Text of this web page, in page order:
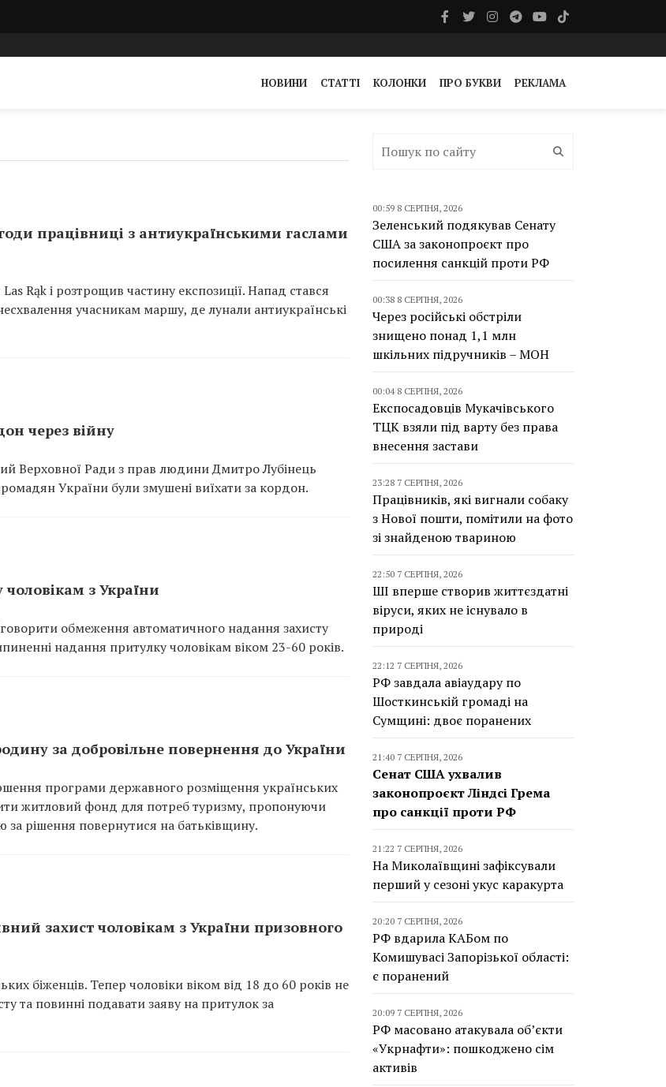
НОВИНИ СТАТТІ КОЛОНКИ ПРО БУКВИ РЕКЛАМА
працівниці з антиукраїнськими гаслами
Rąk і розтрощив частину експозиції. Напад стався
учасникам маршу, де лунали антиукраїнські
через війну
Верховної Ради з прав людини Дмитро Лубінець
України були змушені виїхати за кордон.
з України
обмеження автоматичного надання захисту
надання притулку чоловікам віком 23-60 років.
за добровільне повернення до України
програми державного розміщення українських
житловий фонд для потреб туризму, пропонуючи
за рішення повернутися на батьківщину.
захист чоловікам з України призовного
біженців. Тепер чоловіки віком від 18 до 60 років не
та повинні подавати заяву на притулок за
00:59 8 СЕРПНЯ, 2026
Зеленський подякував Сенату
США за законопроєкт про
посилення санкцій проти РФ
00:38 8 СЕРПНЯ, 2026
Через російські обстріли
знищено понад 1,1 млн
шкільних підручників – МОН
00:04 8 СЕРПНЯ, 2026
Експосадовців Мукачівського
ТЦК взяли під варту без права
внесення застави
23:28 7 СЕРПНЯ, 2026
Працівників, які вигнали собаку
з Нової пошти, помітили на фото
зі знайденою твариною
22:50 7 СЕРПНЯ, 2026
ШІ вперше створив життєздатні
віруси, яких не існувало в
природі
22:12 7 СЕРПНЯ, 2026
РФ завдала авіаудару по
Шосткинській громаді на
Сумщині: двоє поранених
21:40 7 СЕРПНЯ, 2026
Сенат США ухвалив
законопроєкт Ліндсі Грема
про санкції проти РФ
21:22 7 СЕРПНЯ, 2026
На Миколаївщині зафіксували
перший у сезоні укус каракурта
20:20 7 СЕРПНЯ, 2026
РФ вдарила КАБом по
Комишувасі Запорізької області:
є поранений
20:09 7 СЕРПНЯ, 2026
РФ масовано атакувала об’єкти
«Укрнафти»: пошкоджено сім
активів